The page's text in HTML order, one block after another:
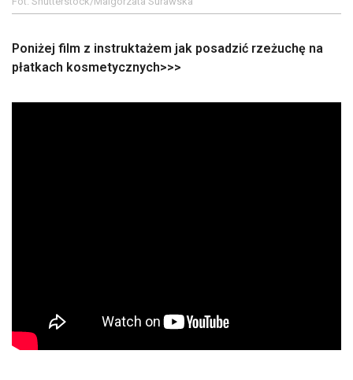
Poniżej film z instruktażem jak posadzić rzeżuchę na
płatkach kosmetycznych>>>